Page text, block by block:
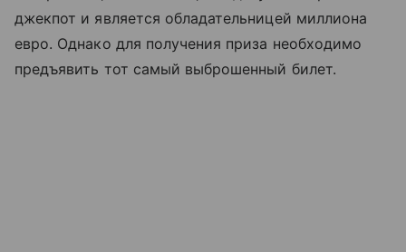
джекпот и является обладательницей миллиона
евро. Однако для получения приза необходимо
предъявить тот самый выброшенный билет.